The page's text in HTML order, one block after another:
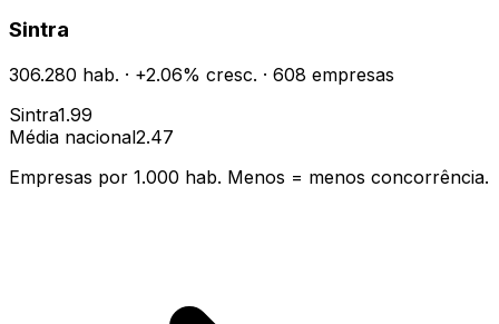
Sintra
306.280 hab. · +2.06% cresc. · 608 empresas
Sintra1.99
Média nacional2.47
Empresas por 1.000 hab. Menos = menos concorrência.